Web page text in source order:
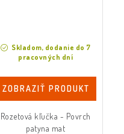
Skladom, dodanie do 7
pracovných dní
ZOBRAZIŤ PRODUKT
Rozetová kľučka - Povrch
patyna mat